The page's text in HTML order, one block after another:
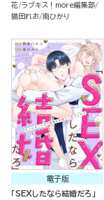
花 ラブキス！more編集部
猫田れお 南ひかり
電子版
「SEXしたなら結婚だろ」